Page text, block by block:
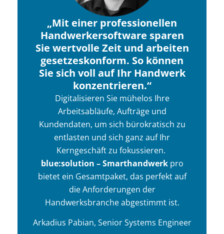
„Mit einer professionellen
Handwerkersoftware sparen
Sie wertvolle Zeit und arbeiten
gesetzeskonform. So können
Sie sich voll auf Ihr Handwerk
konzentrieren.“
Digitalisieren Sie mühelos Ihre
Arbeitsabläufe, Aufträge und
Kundendaten, um sich bürokratisch zu
entlasten und sich ganz auf Ihr
Kerngeschäft zu fokussieren.
blue:solution – Smarthandwerkpro
bietet ein Gesamtpaket, das perfekt auf
die Anforderungen der
Handwerksbranche abgestimmt ist.
Arkadius Pabian, Senior Systems Engineer